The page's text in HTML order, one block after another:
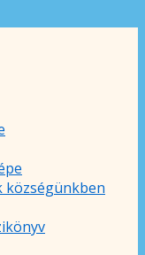
községünkben